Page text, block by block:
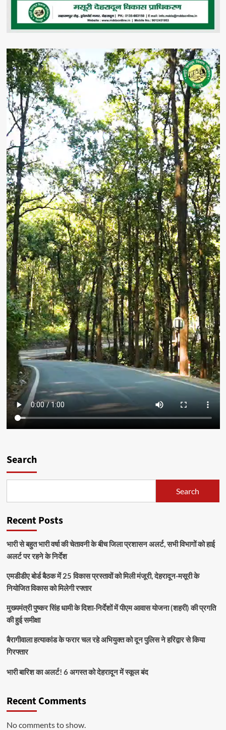
Search
Search
Recent Posts
भारी से बहुत भारी वर्षा की चेतावनी के बीच जिला प्रशासन अलर्ट, सभी विभागों को हाई
अलर्ट पर रहने के निर्देश
एमडीडीए बोर्ड बैठक में 25 विकास प्रस्तावों को मिली मंजूरी, देहरादून-मसूरी के
नियोजित विकास को मिलेगी रफ्तार
मुख्यमंत्री पुष्कर सिंह धामी के दिशा-निर्देशों में पीएम आवास योजना (शहरी) की प्रगति
की हुई समीक्षा
बैरागीवाला हत्याकांड के फरार चल रहे अभियुक्त को दून पुलिस ने हरिद्वार से किया
गिरफ्तार
भारी बारिश का अलर्ट! 6 अगस्त को देहरादून में स्कूल बंद
Recent Comments
No comments to show.